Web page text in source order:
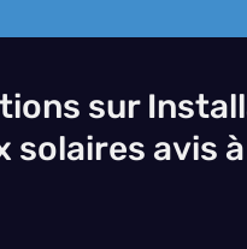
sur
solaires avis à